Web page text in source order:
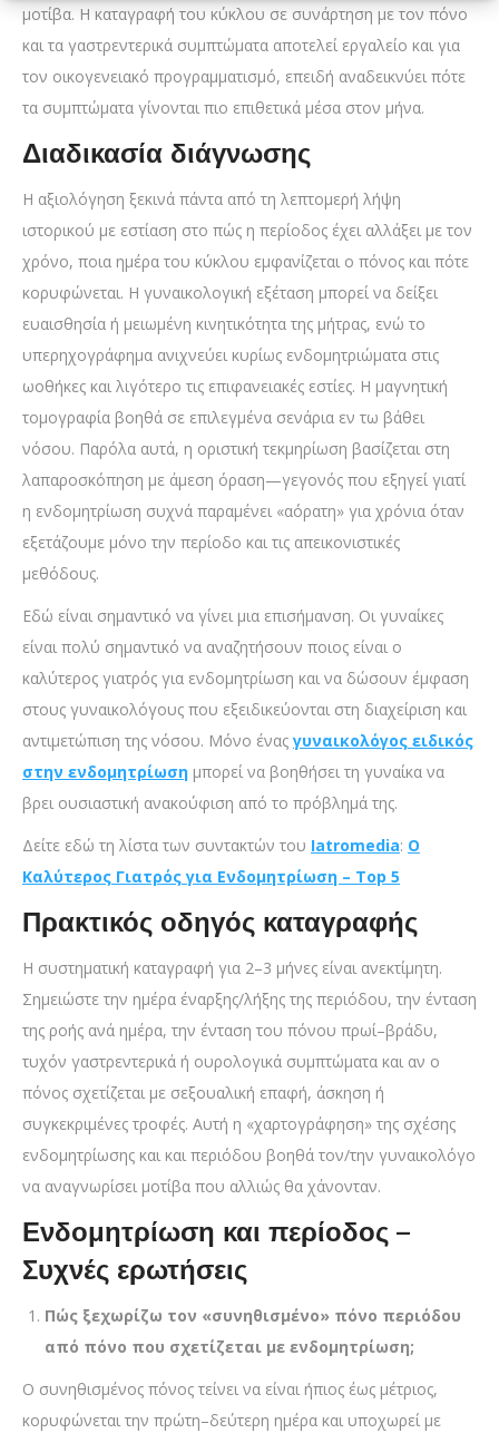
μοτίβα. Η καταγραφή του κύκλου σε συνάρτηση με τον πόνο
και τα γαστρεντερικά συμπτώματα αποτελεί εργαλείο και για
τον οικογενειακό προγραμματισμό, επειδή αναδεικνύει πότε
τα συμπτώματα γίνονται πιο επιθετικά μέσα στον μήνα.
Διαδικασία διάγνωσης
Η αξιολόγηση ξεκινά πάντα από τη λεπτομερή λήψη
ιστορικού με εστίαση στο πώς η περίοδος έχει αλλάξει με τον
χρόνο, ποια ημέρα του κύκλου εμφανίζεται ο πόνος και πότε
κορυφώνεται. Η γυναικολογική εξέταση μπορεί να δείξει
ευαισθησία ή μειωμένη κινητικότητα της μήτρας, ενώ το
υπερηχογράφημα ανιχνεύει κυρίως ενδομητριώματα στις
ωοθήκες και λιγότερο τις επιφανειακές εστίες. Η μαγνητική
τομογραφία βοηθά σε επιλεγμένα σενάρια εν τω βάθει
νόσου. Παρόλα αυτά, η οριστική τεκμηρίωση βασίζεται στη
λαπαροσκόπηση με άμεση όραση—γεγονός που εξηγεί γιατί
η ενδομητρίωση συχνά παραμένει «αόρατη» για χρόνια όταν
εξετάζουμε μόνο την περίοδο και τις απεικονιστικές
μεθόδους.
Εδώ είναι σημαντικό να γίνει μια επισήμανση. Οι γυναίκες
είναι πολύ σημαντικό να αναζητήσουν ποιος είναι ο
καλύτερος γιατρός για ενδομητρίωση και να δώσουν έμφαση
στους γυναικολόγους που εξειδικεύονται στη διαχείριση και
αντιμετώπιση της νόσου. Μόνο ένας γυναικολόγος ειδικός
στην ενδομητρίωση μπορεί να βοηθήσει τη γυναίκα να
βρει ουσιαστική ανακούφιση από το πρόβλημά της.
Δείτε εδώ τη λίστα των συντακτών του Iatromedia: Ο
Καλύτερος Γιατρός για Ενδομητρίωση – Top 5
Πρακτικός οδηγός καταγραφής
Η συστηματική καταγραφή για 2–3 μήνες είναι ανεκτίμητη.
Σημειώστε την ημέρα έναρξης/λήξης της περιόδου, την ένταση
της ροής ανά ημέρα, την ένταση του πόνου πρωί–βράδυ,
τυχόν γαστρεντερικά ή ουρολογικά συμπτώματα και αν ο
πόνος σχετίζεται με σεξουαλική επαφή, άσκηση ή
συγκεκριμένες τροφές. Αυτή η «χαρτογράφηση» της σχέσης
ενδομητρίωσης και και περιόδου βοηθά τον/την γυναικολόγο
να αναγνωρίσει μοτίβα που αλλιώς θα χάνονταν.
Ενδομητρίωση και περίοδος –
Συχνές ερωτήσεις
Πώς ξεχωρίζω τον «συνηθισμένο» πόνο περιόδου
από πόνο που σχετίζεται με ενδομητρίωση;
Ο συνηθισμένος πόνος τείνει να είναι ήπιος έως μέτριος,
κορυφώνεται την πρώτη–δεύτερη ημέρα και υποχωρεί με